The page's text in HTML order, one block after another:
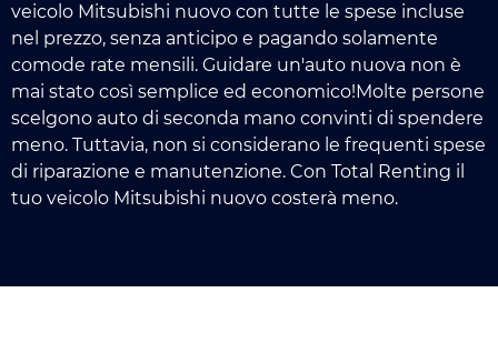
veicolo Mitsubishi nuovo con tutte le spese incluse
nel prezzo, senza anticipo e pagando solamente
comode rate mensili. Guidare un'auto nuova non è
mai stato così semplice ed economico!Molte persone
scelgono auto di seconda mano convinti di spendere
meno. Tuttavia, non si considerano le frequenti spese
di riparazione e manutenzione. Con Total Renting il
tuo veicolo Mitsubishi nuovo costerà meno.